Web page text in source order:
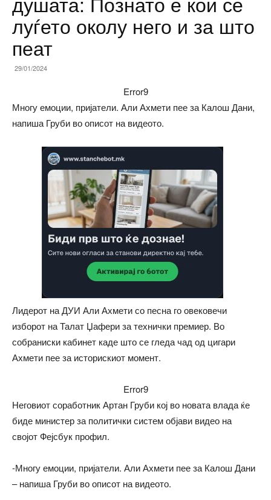
луѓето околу него и за што
пеат
29/01/2024
Error9
Многу емоции, пријатели. Али Ахмети пее за Калош Дани,
напиша Груби во описот на видеото.
Лидерот на ДУИ Али Ахмети со песна го овековечи
изборот на Талат Џафери за технички премиер. Во
собраниски кабинет каде што се гледа чад од цигари
Ахмети пее за историскиот момент.
Error9
Неговиот соработник Артан Груби кој во новата влада ќе
биде министер за политички систем објави видео на
својот Фејсбук профил.
-Многу емоции, пријатели. Али Ахмети пее за Калош Дани
– напиша Груби во описот на видеото.